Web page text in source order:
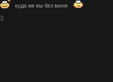
куда же вы без меня
0